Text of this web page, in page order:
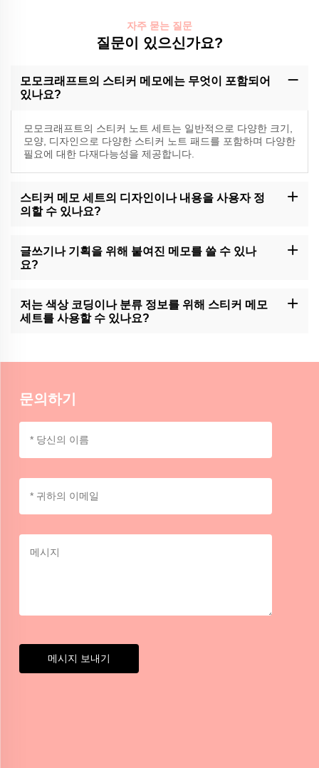
자주 묻는 질문
질문이 있으신가요?
모모크래프트의 스티커 메모에는 무엇이 포함되어
있나요?
모모크래프트의 스티커 노트 세트는 일반적으로 다양한 크기,
모양, 디자인으로 다양한 스티커 노트 패드를 포함하며 다양한
필요에 대한 다재다능성을 제공합니다.
스티커 메모 세트의 디자인이나 내용을 사용자 정
의할 수 있나요?
제공할 수 있습니다. 고객 지원에 문의하거나 사용 가능한 사용자 정
의 서비스를 위해 웹 사이트를 확인하십시오.
글쓰기나 기획을 위해 붙여진 메모를 쓸 수 있나
요?
유용한 도구가 될 수 있으며, 사용자가 레이아웃 내에서 메모를 쉽게
추가하고 이동할 수 있습니다.
저는 색상 코딩이나 분류 정보를 위해 스티커 메모
세트를 사용할 수 있나요?
이고 시각적인 방법을 제공합니다.
문의하기
메시지 보내기